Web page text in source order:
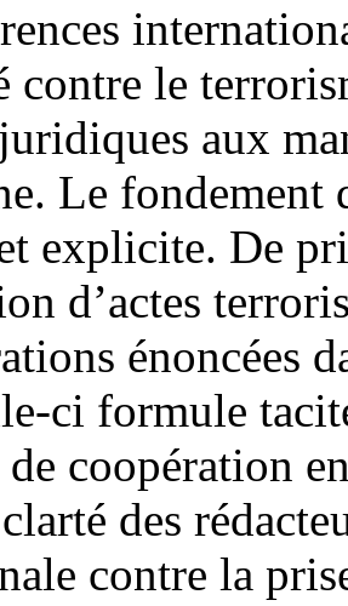
contre le
aux
Le fondement
explicite. De
d’actes
énoncées
ci formule
coopération
des
contre la